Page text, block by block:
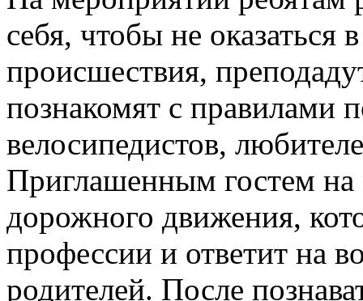
себя, чтобы не оказаться
происшествия,
познакомят с правилами
велосипедистов,
Приглашенным гостем на
дорожного движения,
профессии и ответит на
родителей. После